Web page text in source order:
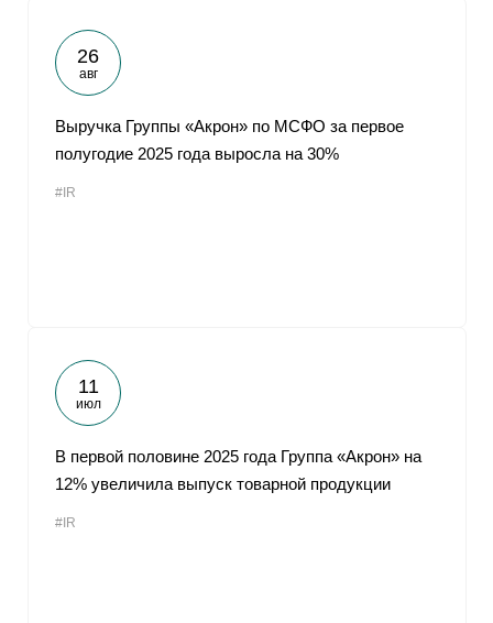
26
авг
Выручка Группы «Акрон» по МСФО за первое
полугодие 2025 года выросла на 30%
#IR
11
июл
В первой половине 2025 года Группа «Акрон» на
12% увеличила выпуск товарной продукции
#IR